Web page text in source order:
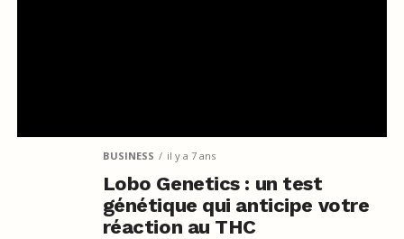
BUSINESS il y a 7 ans
Lobo Genetics : un test
génétique qui anticipe votre
réaction au THC